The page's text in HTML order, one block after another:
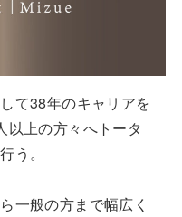
て38年のキャリアを
以上の方々へトータ
う。
一般の方まで幅広く